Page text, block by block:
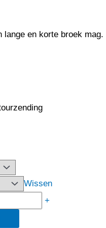
lange en korte broek mag.
Wissen
+